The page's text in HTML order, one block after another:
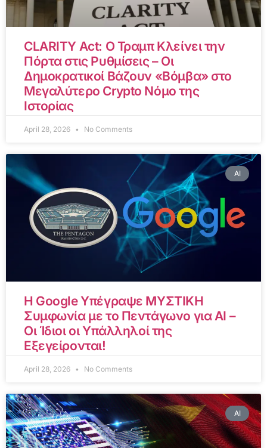
CLARITY Act: Ο Τραμπ Κλείνει την
Πόρτα στις Ρυθμίσεις – Οι
Δημοκρατικοί Βάζουν «Βόμβα» στο
Μεγαλύτερο Crypto Νόμο της
Ιστορίας
April 28, 2026 No Comments
AI
Η Google Υπέγραψε ΜΥΣΤΙΚΗ
Συμφωνία με το Πεντάγωνο για AI –
Οι Ίδιοι οι Υπάλληλοί της
Εξεγείρονται!
April 28, 2026 No Comments
AI